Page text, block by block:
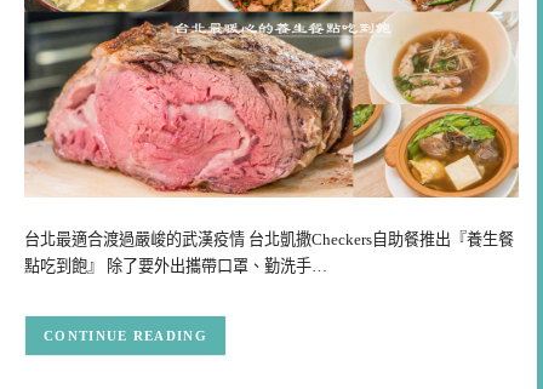
台北最適合渡過嚴峻的武漢疫情 台北凱撒Checkers自助餐推出『養生餐
點吃到飽』 除了要外出攜帶口罩、勤洗手…
CONTINUE READING